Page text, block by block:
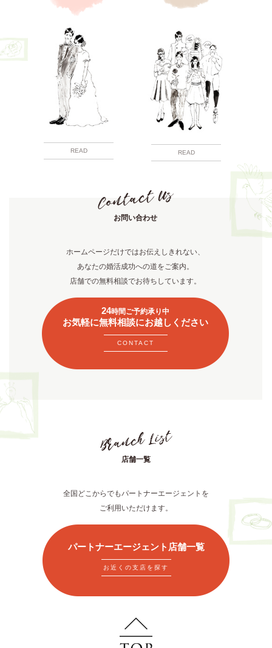
READ READ
お問い合わせ
ホームページだけではお伝えしきれない、
あなたの婚活成功への道をご案内。
店舗での無料相談でお待ちしています。
24時間ご予約承り中
お気軽に無料相談にお越しください
CONTACT
店舗一覧
全国どこからでもパートナーエージェントを
ご利用いただけます。
パートナーエージェント店舗一覧
お近くの支店を探す